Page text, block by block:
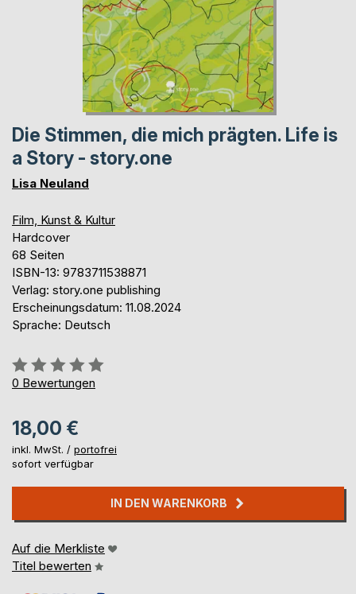
Die Stimmen, die mich prägten. Life is
a Story - story.one
Lisa Neuland
Film, Kunst & Kultur
Hardcover
68 Seiten
ISBN-13: 9783711538871
Verlag: story.one publishing
Erscheinungsdatum: 11.08.2024
Sprache: Deutsch
Bewertung::
0%
0 Bewertungen
18,00 €
inkl. MwSt. / portofrei
sofort verfügbar
IN DEN WARENKORB
Auf die Merkliste
Titel bewerten